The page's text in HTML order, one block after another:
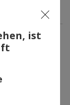
ist